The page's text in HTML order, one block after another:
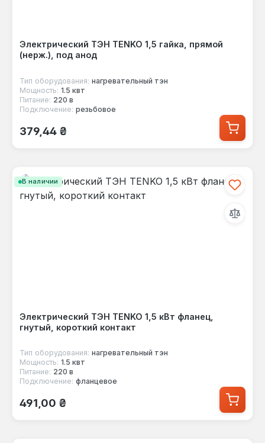
Электрический ТЭН TENKO 1,5 гайка, прямой
(нерж.), под анод
Тип оборудования: нагревательный тэн
Мощность: 1.5 квт
Питание: 220 в
Подключение: резьбовое
Обычная цена:
379,44 ₴
В наличии
Электрический ТЭН TENKO 1,5 кВт фланец,
гнутый, короткий контакт
Тип оборудования: нагревательный тэн
Мощность: 1.5 квт
Питание: 220 в
Подключение: фланцевое
Обычная цена:
491,00 ₴